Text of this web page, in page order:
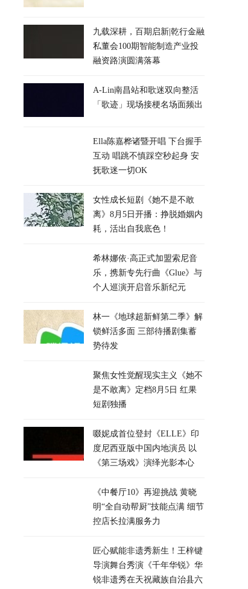
九载深耕，百期启新|乾行金融
私董会100期智能制造产业投
融资路演圆满落幕
A-Lin南昌站和歌迷双向整活
「歌迹」现场接梗名场面频出
Ella陈嘉桦诸暨开唱 下台握手
互动 唱跳不慎踩空秒起身 安
抚歌迷一切OK
女性成长短剧《她不是不敢
离》8月5日开播：挣脱婚姻内
耗，活出自我底色！
希林娜依·高正式加盟索尼音
乐，携新专先行曲《Glue》与
个人巡演开启音乐新纪元
林一《地球超新鲜第二季》解
锁鲜活多面 三部待播剧集蓄
势待发
聚焦女性觉醒现实主义《她不
是不敢离》定档8月5日 红果
短剧独播
啜妮成首位登封《ELLE》印
度尼西亚版中国内地演员 以
《第三场戏》演绎光影本心
《中餐厅10》再迎挑战 黄晓
明“全自动帮厨”技能点满 细节
控店长拉满服务力
匠心赋能非遗秀新生！王梓键
导演舞台秀演《千年华锐》华
锐非遗秀在天祝藏族自治县六